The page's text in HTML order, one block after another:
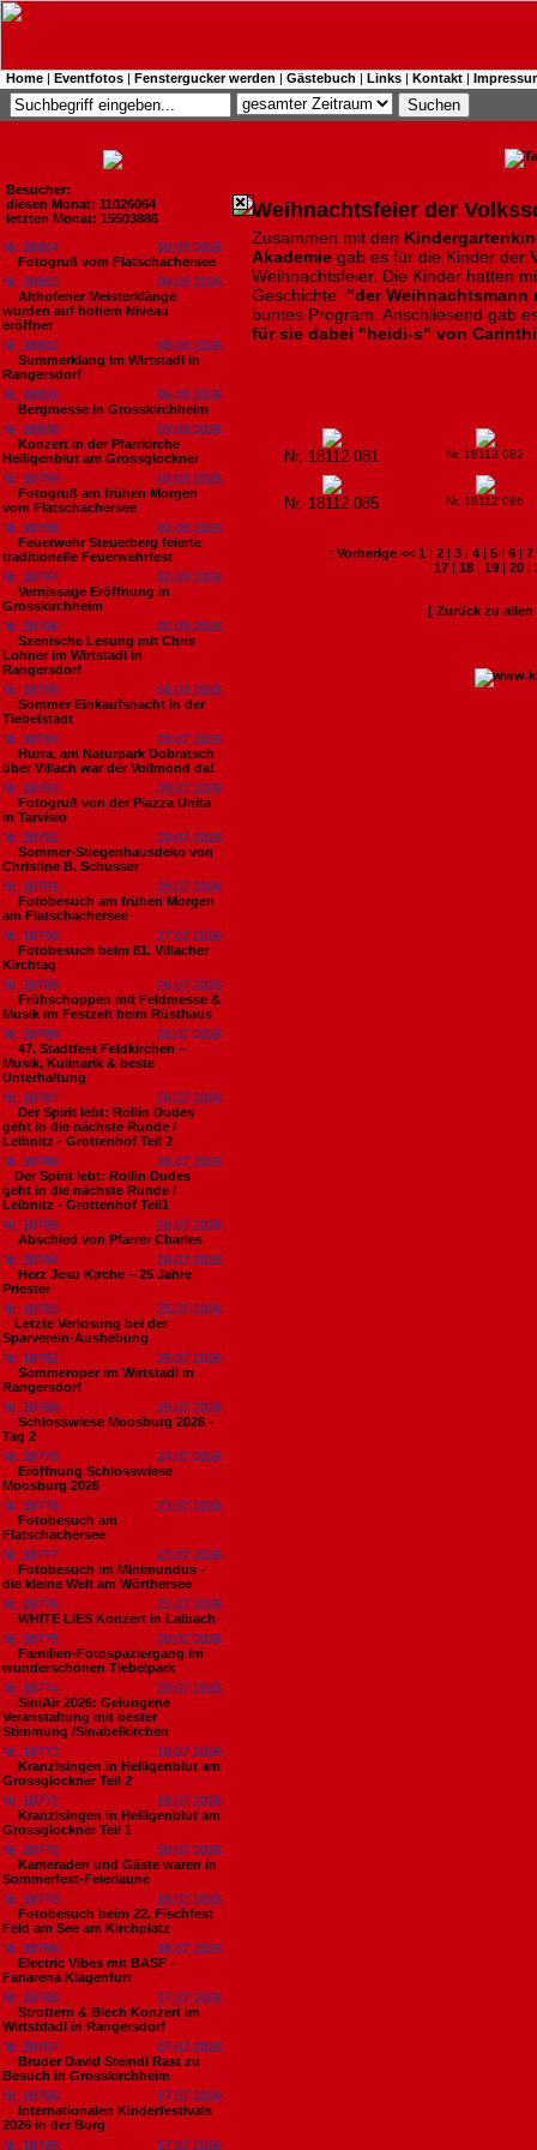
Home | Eventfotos | Fenstergucker werden | Gästebuch | Links | Kontakt |
Besucher:
diesen Monat: 11026064
letzten Monat: 15503886
Nr. 18804
10.08.2026
Fotogruß vom Flatschachersee
Nr. 18803
09.08.2026
Althofener Meisterklänge
wurden auf hohem Niveau
eröffnet
Nr. 18802
08.08.2026
Summerklang im Wirtstadl in
Rangersdorf
Nr. 18801
06.08.2026
Bergmesse in Grosskirchheim
Nr. 18800
03.08.2026
Konzert in der Pfarrkirche
Heiligenblut am Grossglockner
Nr. 18799
03.08.2026
Fotogruß am frühen Morgen
vom Flatschachersee
Nr. 18798
02.08.2026
Feuerwehr Steuerberg feierte
traditionelle Feuerwehrfest
Nr. 18797
02.08.2026
Vernissage Eröffnung in
Grosskirchheim
Nr. 18796
02.08.2026
Szenische Lesung mit Chris
Lohner im Wirtstadl in
Rangersdorf
Nr. 18795
01.08.2026
Sommer Einkaufsnacht in der
Tiebelstadt
Nr. 18794
29.07.2026
Hurra, am Naturpark Dobratsch
über Villach war der Vollmond da!
Nr. 18793
29.07.2026
Fotogruß von der Piazza Unita
in Tarvisio
Nr. 18792
29.07.2026
Sommer-Stiegenhausdeko von
Christine B. Schusser
Nr. 18791
29.07.2026
Fotobesuch am frühen Morgen
am Flatschachersee
Nr. 18790
27.07.2026
Fotobesuch beim 81. Villacher
Kirchtag
Nr. 18789
26.07.2026
Frühschoppen mit Feldmesse &
Musik im Festzelt beim Rüsthaus
Nr. 18788
26.07.2026
47. Stadtfest Feldkirchen –
Musik, Kulinarik & beste
Unterhaltung
Nr. 18787
26.07.2026
Der Spirit lebt: Rollin Dudes
geht in die nächste Runde /
Leibnitz - Grottenhof Teil 2
Nr. 18786
26.07.2026
​Der Spirit lebt: Rollin Dudes
geht in die nächste Runde /
Leibnitz - Grottenhof Teil1
Nr. 18785
26.07.2026
Abschied von Pfarrer Charles
Nr. 18784
26.07.2026
Herz Jesu Kirche – 25 Jahre
Priester
Nr. 18783
25.07.2026
​Letzte Verlosung bei der
Sparverein-Aushebung
Nr. 18782
25.07.2026
Sommeroper im Wirtstadl in
Rangersdorf
Nr. 18780
25.07.2026
Schlosswiese Moosburg 2026 -
Tag 2
Nr. 18779
24.07.2026
Eröffnung Schlosswiese
Moosburg 2026
Nr. 18778
23.07.2026
Fotobesuch am
Flatschachersee
Nr. 18777
23.07.2026
Fotobesuch im Minimundus -
die kleine Welt am Wörthersee
Nr. 18776
22.07.2026
WHITE LIES Konzert in Laibach
Nr. 18775
20.07.2026
Familien-Fotospaziergang im
wunderschönen Tiebelpark
Nr. 18774
20.07.2026
SiniAir 2026: Gelungene
Veranstaltung mit bester
Stimmung /Sinabelkirchen
Nr. 18773
19.07.2026
Kranzlsingen in Heiligenblut am
Grossglockner Teil 2
Nr. 18772
19.07.2026
Kranzlsingen in Heiligenblut am
Grossglockner Teil 1
Nr. 18771
19.07.2026
Kameraden und Gäste waren in
Sommerfest-Feierlaune
Nr. 18770
18.07.2026
Fotobesuch beim 22. Fischfest
Feld am See am Kirchplatz
Nr. 18769
18.07.2026
Electric Vibes mit BASF -
Fanarena Klagenfurt
Nr. 18768
17.07.2026
Strottern & Blech Konzert im
Wirtstdadl in Rangersdorf
Nr. 18767
17.07.2026
Bruder David Steindl Rast zu
Besuch in Grosskirchheim
Nr. 18766
17.07.2026
Internationalen Kinderfestivals
2026 in der Burg
Nr. 18765
17.07.2026
Weihnachtsfeier der
Zusammen mit den
Akademie gab es für die Kinder der
Weihnachtsfeier. Die Kinder hatten
Geschichte "der Weihnachtsmann
buntes Program. Anschliesend gab
für sie dabei "heidi-s" von
Nr. 18112 081 Nr. 18112 082
Nr. 18112 085 Nr. 18112 086
: Vorherige << 1 | 2 | 3 | 4 | 5 | 6 | 7
17 | 18 | 19 | 20 |
[ Zurück zu